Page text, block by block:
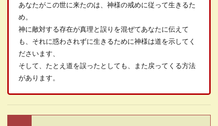
あなたがこの世に来たのは、神様の戒めに従って生きるた
め。
神に敵対する存在が真理と誤りを混ぜてあなたに伝えて
も、それに惑わされずに生きるために神様は道を示してく
ださいます、
そして、たとえ道を誤ったとしても、また戻ってくる方法
があります。